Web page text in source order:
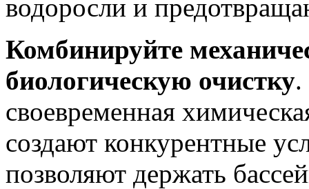
водоросли и
Комбинируйте
биологическую очистку.
своевременная
создают конкурентные
позволяют держать